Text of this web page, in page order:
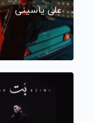
علی یاسینی